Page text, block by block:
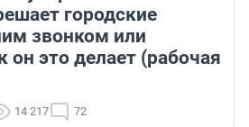
городские
звонком или
это делает (рабочая
14 217 72